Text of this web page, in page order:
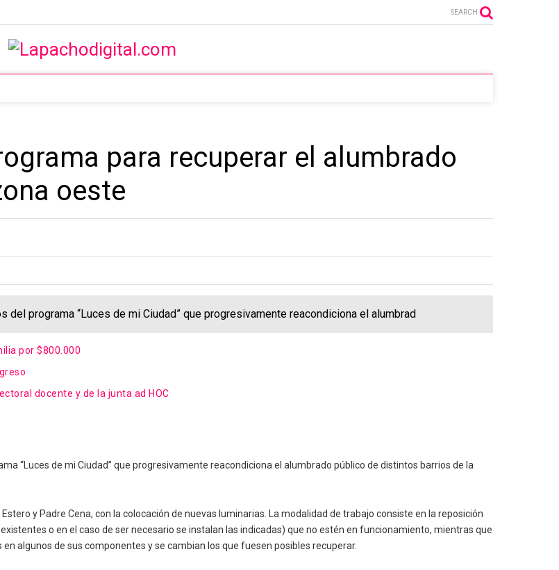
SEARCH
para recuperar el alumbrado
oeste
programa “Luces de mi Ciudad” que progresivamente reacondiciona el alumbrad
por $800.000
docente y de la junta ad HOC
“Luces de mi Ciudad” que progresivamente reacondiciona el alumbrado público de distintos barrios de la
y Padre Cena, con la colocación de nuevas luminarias. La modalidad de trabajo consiste en la reposición
o en el caso de ser necesario se instalan las indicadas) que no estén en funcionamiento, mientras que
algunos de sus componentes y se cambian los que fuesen posibles recuperar.